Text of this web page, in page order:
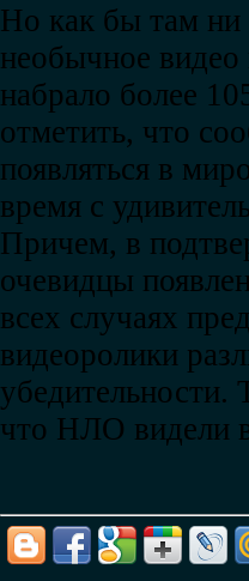
Но как бы там ни
необычное видео
набрало более
отметить, что
появляться в
время с
Причем, в
очевидцы
всех случаях
видеоролики
убедительности.
что НЛО видели